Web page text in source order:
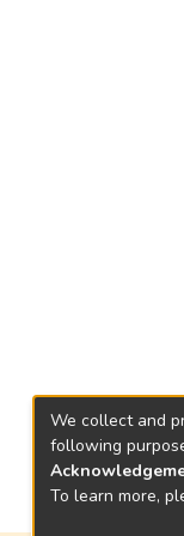
We collect and
following
To learn more,